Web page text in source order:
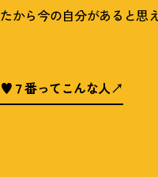
たから今の自分があると思
♥７番ってこんな人